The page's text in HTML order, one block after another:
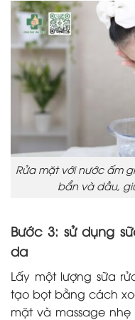
Rửa mặt với nước ấm
bẩn và dầu,
Bước 3: sử dụng
da
Lấy một lượng sữa
tạo bọt bằng cách
mặt và massage